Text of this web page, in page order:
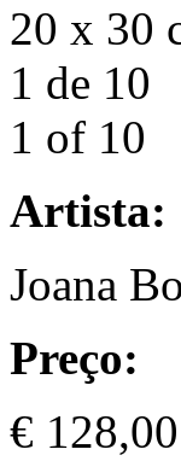
20 x 30
1 de 10
1 of 10
Artista:
Joana
Preço:
€